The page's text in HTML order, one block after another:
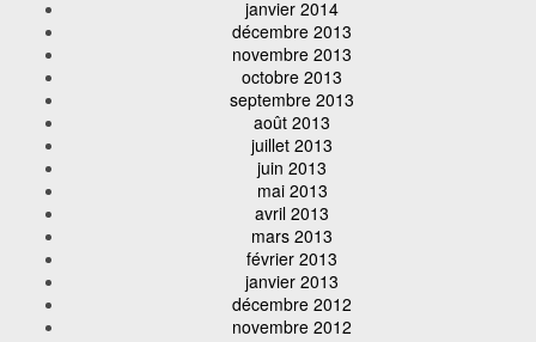
janvier 2014
décembre 2013
novembre 2013
octobre 2013
septembre 2013
août 2013
juillet 2013
juin 2013
mai 2013
avril 2013
mars 2013
février 2013
janvier 2013
décembre 2012
novembre 2012